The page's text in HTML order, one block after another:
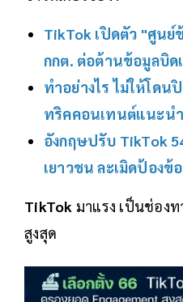
TikTok เปิดตัว "ศูนย์
กกต. ต่อต้านข้อมูลบิด
ทำอย่างไร ไม่ให้โด
ทริคคอนเทนต์แนะน
อังกฤษปรับ TikTok
เยาวชน ละเมิดป้องข้
TikTok มาแรง เป็นช่อง
สูงสุด